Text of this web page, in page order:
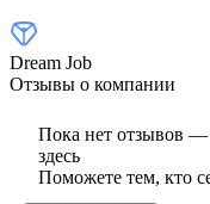
Dream Job
Отзывы о компании
Пока нет отзывов —
здесь
Поможете тем, кто